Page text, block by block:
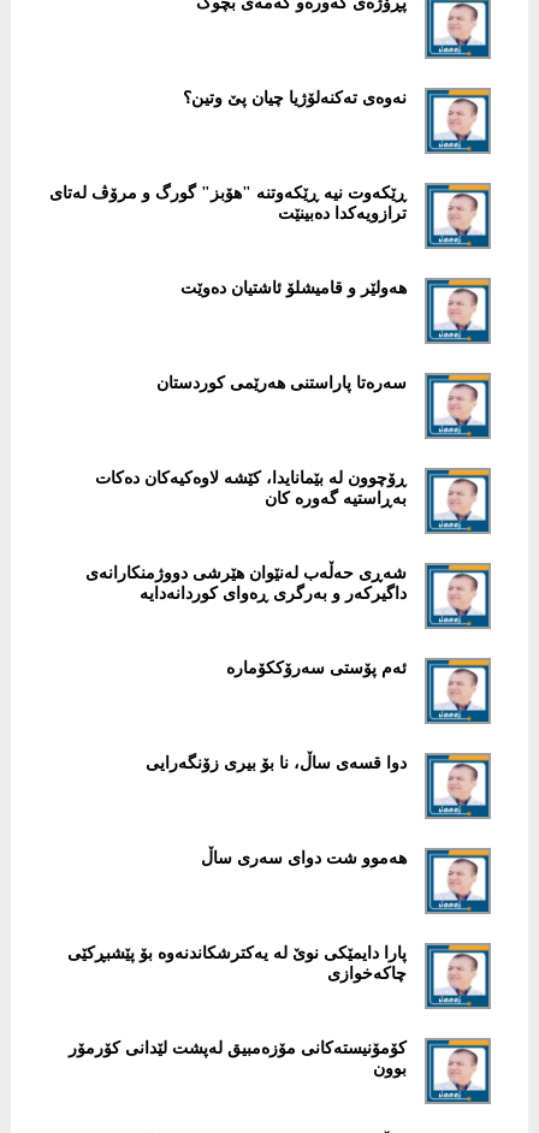
نەوەی تەکنەلۆژیا چیان پێ وتین؟
ڕێکەوت نیە ڕێکەوتنە "هۆبز" گورگ و مرۆڤ لەتای
ترازویەکدا دەبینێت
هەولێر و قامیشلۆ ئاشتیان دەوێت
سەرەتا پاراستنی هەرێمی کوردستان
ڕۆچوون لە بێمانایدا، کێشە لاوەکیەکان دەکات
بەڕاستیە گەورە کان
شەڕی حەڵەب لەنێوان هێرشی دووژمنکارانەی
داگیرکەر و بەرگری ڕەوای کوردانەدایە
ئەم پۆستی سەرۆککۆمارە
دوا قسەی ساڵ، نا بۆ بیری زۆنگەرایی
هەموو شت دوای سەری ساڵ
پارا دایمێکی نوێ لە یەكترشكاندنەوە بۆ پێشبڕكێی
چاكەخوازی
کۆمۆنیستەکانی مۆزەمبیق لەپشت لێدانی کۆرمۆر
بوون